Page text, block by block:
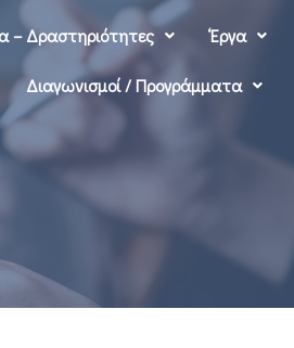
– Δραστηριότητες ‘Εργα
Διαγωνισμοί / Προγράμματα